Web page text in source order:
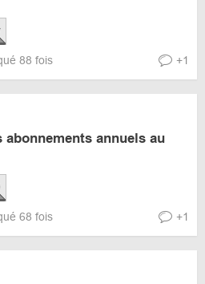
88 fois +1
abonnements annuels au
68 fois +1